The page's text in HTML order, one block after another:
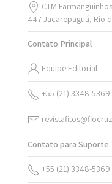
CTM
447 Jacarepaguá, Rio
Contato Principal
Equipe Editorial
+55 (21) 3348-5369
Contato para Suporte
+55 (21) 3348-5369